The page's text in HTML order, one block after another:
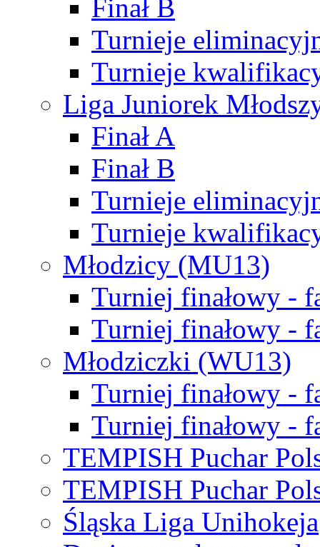
Finał B
Turnieje
Turnieje
Liga Juniorek
Finał A
Finał B
Turnieje
Turnieje
Młodzicy (MU13)
Turniej finałowy -
Turniej finałowy -
Młodziczki (WU13)
Turniej finałowy -
Turniej finałowy -
TEMPISH Puchar
TEMPISH Puchar
Śląska Liga Unihokeja